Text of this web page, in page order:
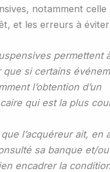
notamment celle
et les erreurs à
permettent
que si certains
l’obtention d’un
qui est la plus
l’acquéreur ait, en
sa banque et/
encadrer la